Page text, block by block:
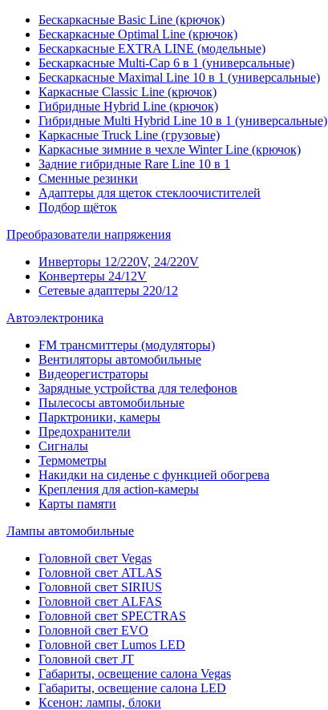
Бескаркасные Basic Line (крючок)
Бескаркасные Optimal Line (крючок)
Бескаркасные EXTRA LINE (модельные)
Бескаркасные Multi-Cap 6 в 1 (универсальные)
Бескаркасные Maximal Line 10 в 1 (универсальные)
Каркасные Classic Line (крючок)
Гибридные Hybrid Line (крючок)
Гибридные Multi Hybrid Line 10 в 1 (универсальные)
Каркасные Truck Line (грузовые)
Каркасные зимние в чехле Winter Line (крючок)
Задние гибридные Rare Line 10 в 1
Сменные резинки
Адаптеры для щеток стеклоочистителей
Подбор щёток
Преобразователи напряжения
Инверторы 12/220V, 24/220V
Конвертеры 24/12V
Сетевые адаптеры 220/12
Автоэлектроника
FM трансмиттеры (модуляторы)
Вентиляторы автомобильные
Видеорегистраторы
Зарядные устройства для телефонов
Пылесосы автомобильные
Парктроники, камеры
Предохранители
Сигналы
Термометры
Накидки на сиденье с функцией обогрева
Крепления для action-камеры
Карты памяти
Лампы автомобильные
Головной свет Vegas
Головной свет ATLAS
Головной свет SIRIUS
Головной свет ALFAS
Головной свет SPECTRAS
Головной свет EVO
Головной свет Lumos LED
Головной свет JT
Габариты, освещение салона Vegas
Габариты, освещение салона LED
Ксенон: лампы, блоки